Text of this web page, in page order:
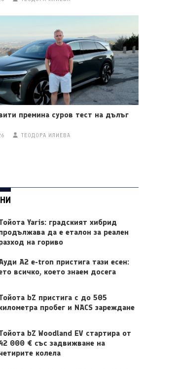
премина суров тест на дълъг
ТЕОДОРА ИЛИЕВА
Yaris: градският хибрид
да е еталон за реален
на гориво
A2 e-tron пристига тази есен:
всичко, което знаем досега
bZ пристига с до 505
пробег и NACS зареждане
bZ Woodland EV стартира от
000 € със задвижване на
колела